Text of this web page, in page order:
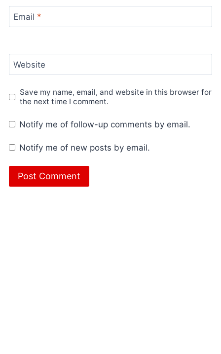
Email *
Website
Save my name, email, and website in this browser for
the next time I comment.
Notify me of follow-up comments by email.
Notify me of new posts by email.